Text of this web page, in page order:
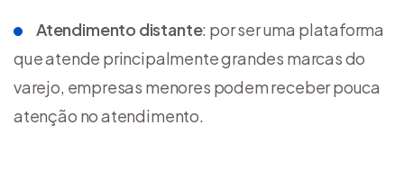
Atendimento distante: por ser uma plataforma
que atende principalmente grandes marcas do
varejo, empresas menores podem receber pouca
atenção no atendimento.